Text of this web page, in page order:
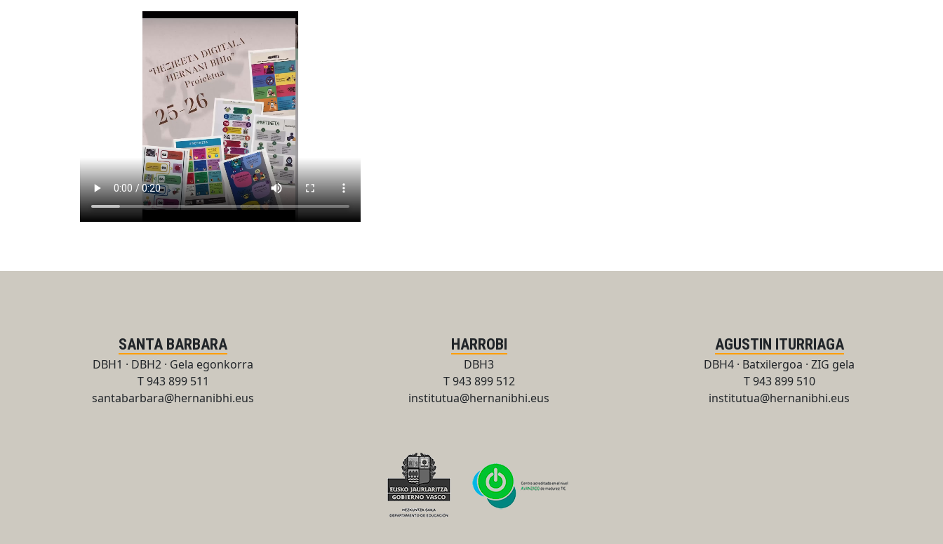
SANTA BARBARA
DBH1 · DBH2 · Gela egonkorra
T 943 899 511
santabarbara@hernanibhi.eus
HARROBI
DBH3
T 943 899 512
institutua@hernanibhi.eus
AGUSTIN ITURRIAGA
DBH4 · Batxilergoa · ZIG gela
T 943 899 510
institutua@hernanibhi.eus